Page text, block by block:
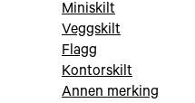
Miniskilt
Veggskilt
Flagg
Kontorskilt
Annen merking